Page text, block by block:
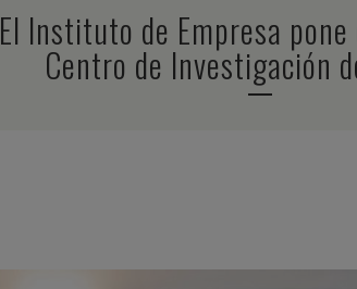
El Instituto de Empresa
Centro de Investigación